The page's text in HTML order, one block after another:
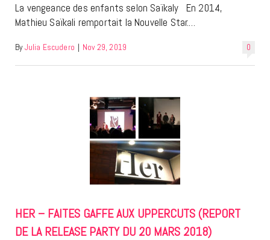
La vengeance des enfants selon Saïkaly En 2014,
Mathieu Saïkali remportait la Nouvelle Star.…
0
By Julia Escudero | Nov 29, 2019
HER – FAITES GAFFE AUX UPPERCUTS (REPORT
DE LA RELEASE PARTY DU 20 MARS 2018)